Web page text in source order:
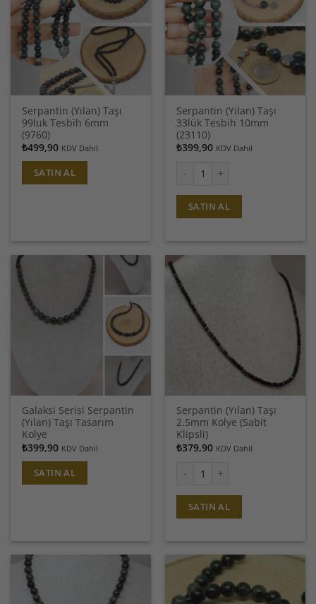
- SİPARİŞ SONRASI KARGO TAKİBİ İÇİN HESABIM - SİPARİŞLERİM
Serpantin (Yılan) Taşı
99luk Tesbih 6mm
(9760)
₺499,90 KDV Dahil
SATIN AL
Serpantin (Yılan) Taşı
33lük Tesbih 10mm
(23110)
₺399,90 KDV Dahil
Serpantin (Yılan) Taşı 33lük
SATIN AL
Galaksi Serisi Serpantin
(Yılan) Taşı Tasarım
Kolye
₺399,90 KDV Dahil
SATIN AL
Serpantin (Yılan) Taşı
2.5mm Kolye (Sabit
Klipsli)
₺379,90 KDV Dahil
Serpantin (Yılan) Taşı 2.5mm
SATIN AL